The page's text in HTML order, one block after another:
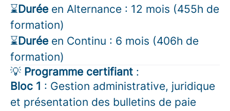
⌛Durée en Alternance : 12 mois (455h de
formation)
⌛Durée en Continu : 6 mois (406h de
formation)
💡 Programme certifiant :
Bloc 1 : Gestion administrative, juridique
et présentation des bulletins de paie